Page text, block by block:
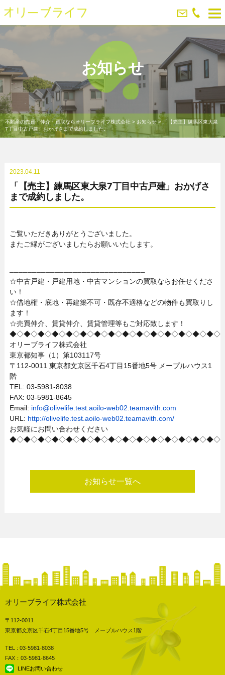
お知らせ
不動産の売買・仲介・買取ならオリーブライフ株式会社 > お知らせ> 「【売主】練馬区東大泉
7丁目中古戸建」おかげさまで成約しました。
2023.04.11
「【売主】練馬区東大泉7丁目中古戸建」おかげさ
まで成約しました。
ご覧いただきありがとうございました。
またご縁がございましたらお願いいたします。
──────────────────────────────
☆中古戸建・戸建用地・中古マンションの買取ならお任せくださ
い！
☆借地権・底地・再建築不可・既存不適格などの物件も買取りし
ます！
☆売買仲介、賃貸仲介、賃貸管理等もご対応致します！
◆◇◆◇◆◇◆◇◆◇◆◇◆◇◆◇◆◇◆◇◆◇◆◇◆◇◆◇◆◇
オリーブライフ株式会社
東京都知事（1）第103117号
〒112-0011 東京都文京区千石4丁目15番地5号 メープルハウス1
階
TEL: 03-5981-8038
FAX: 03-5981-8645
Email: info@olivelife.test.aoilo-web02.teamavith.com
URL: http://olivelife.test.aoilo-web02.teamavith.com/
お気軽にお問い合わせください
◆◇◆◇◆◇◆◇◆◇◆◇◆◇◆◇◆◇◆◇◆◇◆◇◆◇◆◇◆◇
お知らせ一覧へ
オリーブライフ株式会社
〒112-0011
東京都文京区千石4丁目15番地5号 メープルハウス1階
TEL : 03-5981-8038
FAX：03-5981-8645
LINEお問い合わせ